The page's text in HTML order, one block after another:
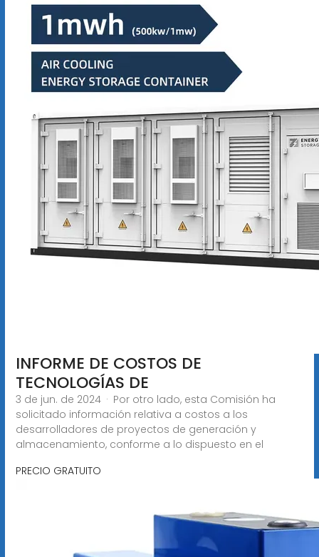
INFORME DE COSTOS DE
TECNOLOGÍAS DE
3 de jun. de 2024 · Por otro lado, esta Comisión ha
solicitado información relativa a costos a los
desarrolladores de proyectos de generación y
almacenamiento, conforme a lo dispuesto en el
PRECIO GRATUITO